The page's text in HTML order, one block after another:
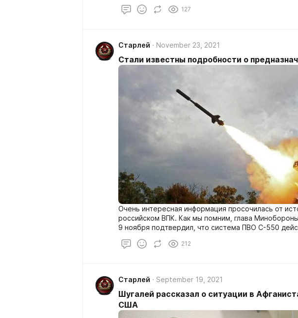
правительства иммунитет и имел
127
Старлей November 23, 2021
Стали известны подробности о
Очень интересная информация просочилась от
российском ВПК. Как мы помним, глава
9 ноября подтвердил, что система ПВО С-550
212
Старлей September 19, 2021
Шугалей рассказал о ситуации в
США